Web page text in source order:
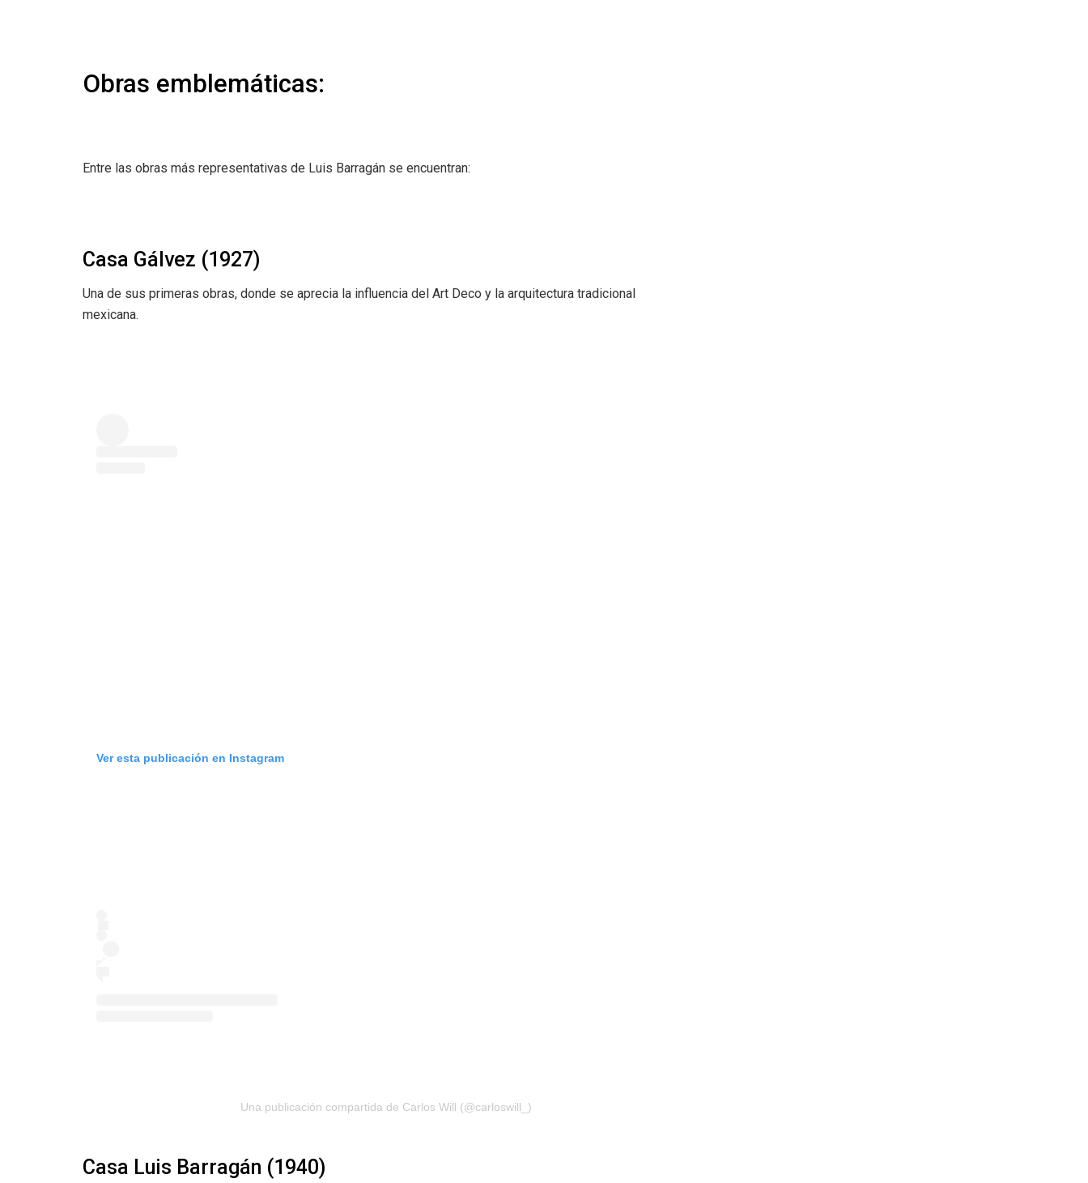
Obras emblemáticas:
Entre las obras más representativas de Luis Barragán se encuentran:
Casa Gálvez (1927)
Una de sus primeras obras, donde se aprecia la influencia del Art Deco y la arquitectura tradicional
mexicana.
Ver esta publicación en Instagram
Una publicación compartida de Carlos Will (@carloswill_)
Casa Luis Barragán (1940)